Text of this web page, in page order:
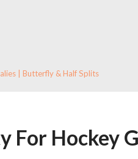
| Butterfly & Half Splits
For Hockey